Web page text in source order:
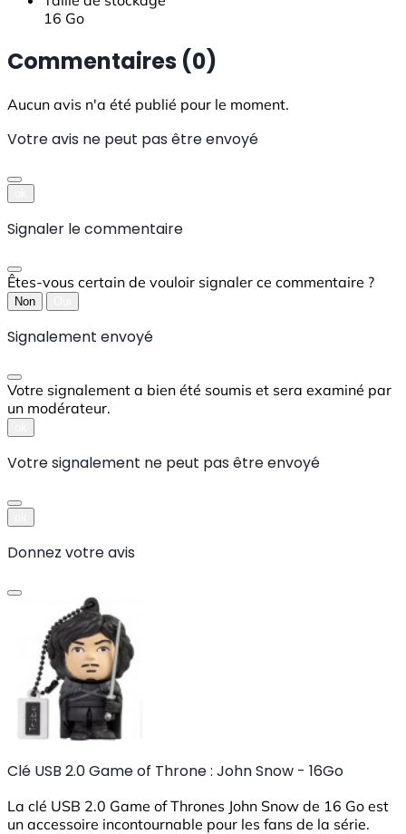
16 Go
Commentaires (0)
Aucun avis n'a été publié pour le moment.
Votre avis ne peut pas être envoyé
Signaler le commentaire
Êtes-vous certain de vouloir signaler ce commentaire ?
Non
Signalement envoyé
Votre signalement a bien été soumis et sera examiné par
un modérateur.
Votre signalement ne peut pas être envoyé
Donnez votre avis
Clé USB 2.0 Game of Throne : John Snow - 16Go
La clé USB 2.0 Game of Thrones John Snow de 16 Go est
un accessoire incontournable pour les fans de la série.